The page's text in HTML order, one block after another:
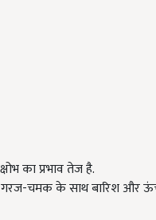
का प्रभाव तेज है.
में गरज-चमक के साथ बारिश और